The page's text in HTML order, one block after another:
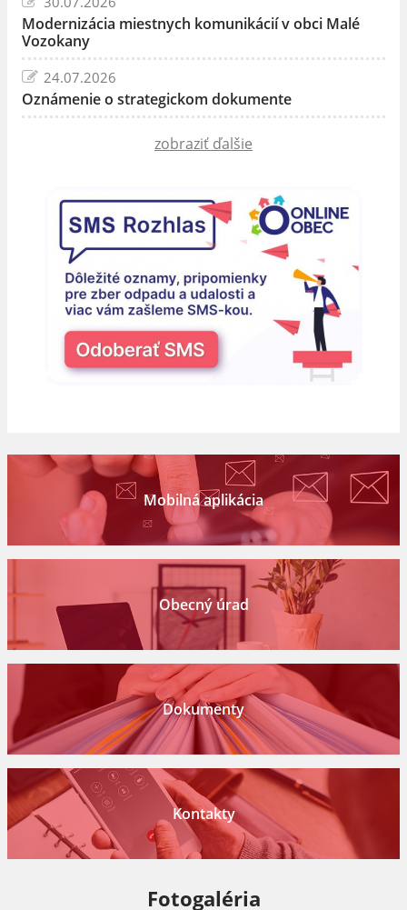
Modernizácia miestnych komunikácií v obci Malé
Vozokany
24.07.2026
Oznámenie o strategickom dokumente
zobraziť ďalšie
Mobilná aplikácia
Obecný úrad
Dokumenty
Kontakty
Fotogaléria